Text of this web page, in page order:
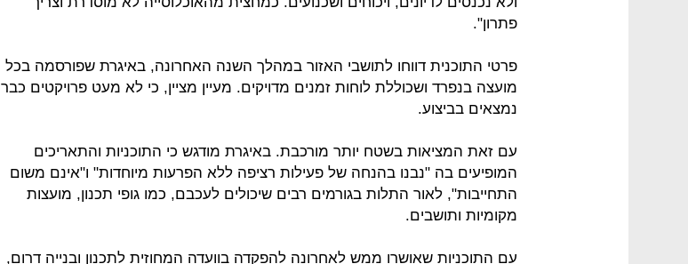
פתרון".
פרטי התוכנית דווחו לתושבי האזור במהלך השנה האחרונה, באיגרת שפורסמה בכל
מועצה בנפרד ושכוללת לוחות זמנים מדויקים. מעיין מציין, כי לא מעט פרויקטים כבר
נמצאים בביצוע.
עם זאת המציאות בשטח יותר מורכבת. באיגרת מודגש כי התוכניות והתאריכים
המופיעים בה "נבנו בהנחה של פעילות רציפה ללא הפרעות מיוחדות" ו"אינם משום
התחייבות", לאור התלות בגורמים רבים שיכולים לעכבם, כמו גופי תכנון, מועצות
מקומיות ותושבים.
עם התוכניות שאושרו ממש לאחרונה להפקדה בוועדה המחוזית לתכנון ובנייה דרום,